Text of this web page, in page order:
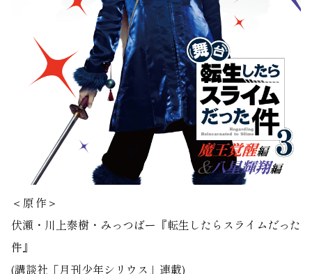
＜原 作＞
伏瀬・川上泰樹・みっつばー『転生したらスライムだった
件』
(講談社「月刊少年シリウス」連載)